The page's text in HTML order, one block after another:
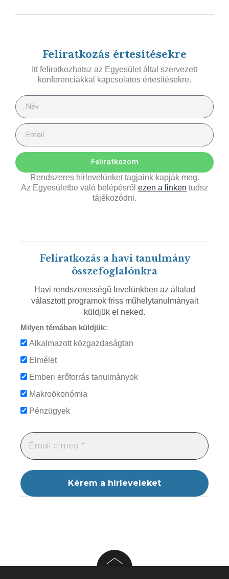
Feliratkozás értesítésekre
Itt feliratkozhatsz az Egyesület által szervezett
konferenciákkal kapcsolatos értesítésekre.
Feliratkozom
Rendszeres hírlevelünket tagjaink kapják meg.
Az Egyesületbe való belépésről ezen a linken tudsz
tájékozódni.
Feliratkozás a havi tanulmány
összefoglalónkra
Havi rendszerességű levelünkben az általad
választott programok friss műhelytanulmányait
küldjük el neked.
Milyen témában küldjük:
Alkalmazott közgazdaságtan
Elmélet
Emberi erőforrás tanulmányok
Makroökonómia
Pénzügyek